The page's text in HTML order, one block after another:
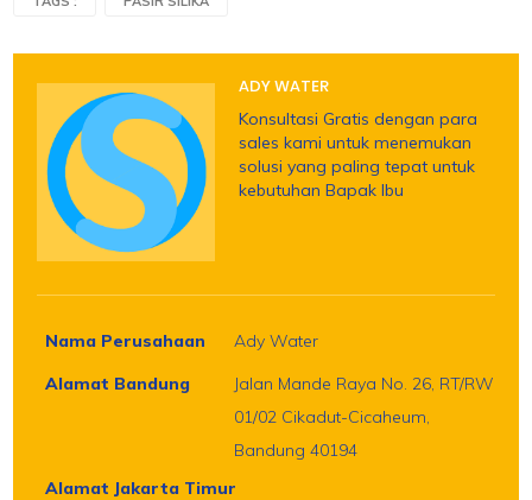
ADY WATER
Konsultasi Gratis dengan para
sales kami untuk menemukan
solusi yang paling tepat untuk
kebutuhan Bapak Ibu
Nama Perusahaan
Ady Water
Alamat Bandung
Jalan Mande Raya No. 26, RT/RW
01/02 Cikadut-Cicaheum,
Bandung 40194
Alamat Jakarta Timur